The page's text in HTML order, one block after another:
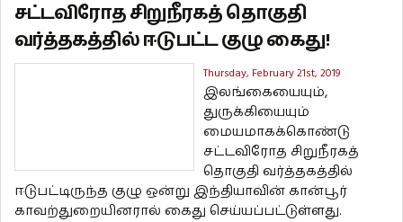
சட்டவிரோத சிறுநீரகத் தொகுதி
வர்த்தகத்தில் ஈடுபட்ட குழு கைது!
Thursday, February 21st, 2019
இலங்கையையும்,
துருக்கியையும்
மையமாகக்கொண்டு
சட்டவிரோத சிறுநீரகத்
தொகுதி வர்த்தகத்தில்
ஈடுபட்டிருந்த குழு ஒன்று இந்தியாவின் கான்பூர்
காவற்துறையினரால் கைது செய்யப்பட்டுள்ளது.